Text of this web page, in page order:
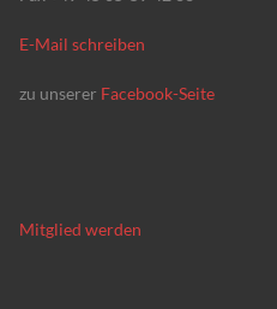
E-Mail schreiben
zu unserer Facebook-Seite
Mitglied werden